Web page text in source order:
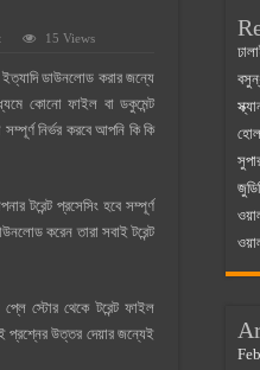
15 Views
ইত্যাদি ডাউনলোড করার জন্যে
কোনো ফাইল বা ডকুমেন্ট
নির্ভর করবে আপনি কি কি
টরেন্ট প্রসেসিং হবে সম্পূর্ণ
করেন তারা সবাই টরেন্ট
স্টোর থেকে টরেন্ট ফাইল
প্রশ্নের উত্তর দেয়ার জন্যেই